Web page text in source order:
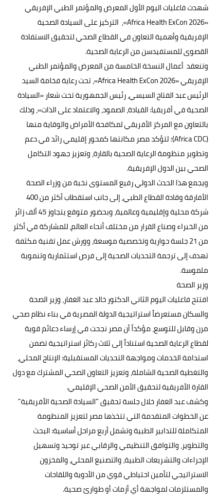
شهدت فاعليات اليوم الأول المعرض والمؤتمر الطبي الإفريقي
«Africa Health ExCon 2026»، التركيز على السيادة الصحية
الإفريقية وأهمية التعاون في القطاع الصحي لتحقيق الاستفادة
القصوى للمستفيدسن من الرعاية الصحية.
وتنعقد أعمال النسخة الخامسة من المعرض والمؤتمر الطبي
الإفريقي «Africa Health ExCon 2026»، تحت رعاية فخامة السيد
الرئيس عبد الفتاح السيسي، رئيس الجمهورية تحت شعار «السيادة
الصحية في أفريقيا: القيادة، الصمود، والاعتماد على الذات»، وذلك
بالتعاون مع المركز الأفريقي لمكافحة الأمراض والوقاية منها
(Africa CDC)؛ لتؤكد مصر مكانتها كمحور إقليمي رائد في دعم
وتطوير منظومة الرعاية الصحية بالقارة، وتعزيز جهود التكامل
الصحي بين الدول الإفريقية.
ويجمع هذا الحدث الدولي رفيع المستوى نخبة من وزراء الصحة
الأفارقة وقادة القطاع الطبي، إلى جانب استقطاب أكثر من 400
شركة محلية وإقليمية وعالمية، وبحضور متوقع يتجاوز 45 ألف زائر
من الخبراء وصناع القرار من مختلف أنحاء العالم، للمشاركة في أكثر
من 21 جلسة حوارية وتخصصية موسعة، وورش عمل تقنية مكثفة
تهدف إلى ترجمة التحديات الصحية إلى فرص استثمارية وتنموية
ملموسة.
وزير الصحة
افتتح فاعليات اليوم الثاني الدكتور خالد عبد الغفار، وزير الصحة
والسكان مستعرضاً استراتيجية الدولة المصرية في بناء نظام صحي
مرن وقابل للتوسع، مؤكداً أن مصر نجحت في إرساء دعائم قوية
لقطاع الرعاية الصحية استناداً إلى ثلاث ركائز استراتيجية تضمن
استدامة الخدمات ومواجهة التحديات المستقبلية: الإنتاج المحلي،
والتغطية الصحية الشاملة، وتعزيز التعاون الصحي المشترك مع دول
القارة الأفريقية لتحقيق الأمن الصحي الإقليمي.
وكشف عبد الغفار خلال جلسة تحقيق "السيادة الصحية الأفريقية"
عن الخطوات المتقدمة التي تتخذها مصر لتعزيز المنظومة
المتكاملة للتدابير الطبية وتشمل أربع مراحل أساسية: البحث
والتطوير، والتوافق التنظيمي والرقابي عبر توحيد وتسهيل
الإجراءات والتشريعات الطبية، والتصنيع المحلي، والمخزون
الاستراتيجي لتأمين احتياطي قوي من الأدوية واللقاحات
والمستلزمات لمواجهة أي أزمات أو طوارئ صحية.